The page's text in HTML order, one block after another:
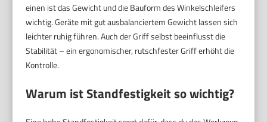
einen ist das Gewicht und die Bauform des Winkelschleifers
wichtig. Geräte mit gut ausbalanciertem Gewicht lassen sich
leichter ruhig führen. Auch der Griff selbst beeinflusst die
Stabilität – ein ergonomischer, rutschfester Griff erhöht die
Kontrolle.
Warum ist Standfestigkeit so wichtig?